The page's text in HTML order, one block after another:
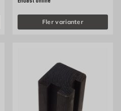
Fler varianter